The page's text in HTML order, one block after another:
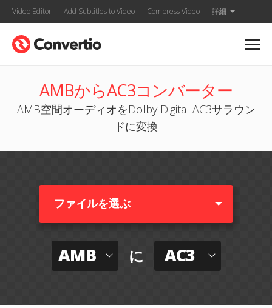
Video Editor Add Subtitles to Video Compress Video 詳細
AMBからAC3コンバーター
AMB空間オーディオをDolby Digital AC3サラウン
ドに変換
ファイルを選ぶ
AMB に AC3